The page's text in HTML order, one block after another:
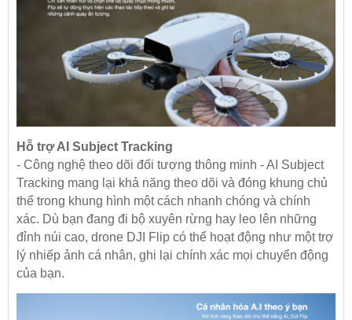
Hỗ trợ AI Subject Tracking
- Công nghệ theo dõi đối tượng thông minh - AI Subject
Tracking mang lại khả năng theo dõi và đóng khung chủ
thể trong khung hình một cách nhanh chóng và chính
xác. Dù bạn đang đi bộ xuyên rừng hay leo lên những
đỉnh núi cao, drone DJI Flip có thể hoạt động như một trợ
lý nhiếp ảnh cá nhân, ghi lại chính xác mọi chuyển động
của bạn.